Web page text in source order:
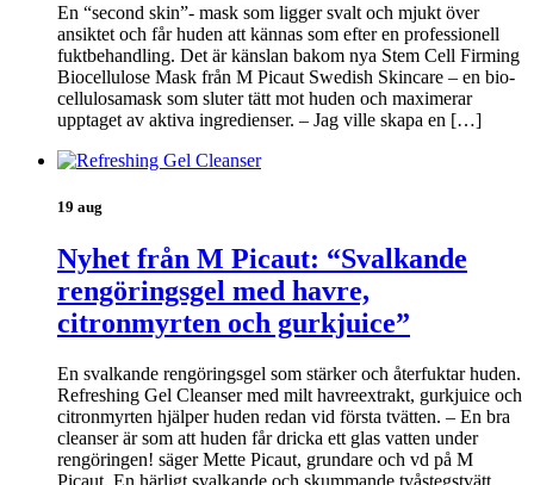
En “second skin”- mask som ligger svalt och mjukt över
ansiktet och får huden att kännas som efter en professionell
fuktbehandling. Det är känslan bakom nya Stem Cell Firming
Biocellulose Mask från M Picaut Swedish Skincare – en bio-
cellulosamask som sluter tätt mot huden och maximerar
upptaget av aktiva ingredienser. – Jag ville skapa en […]
19 aug
Nyhet från M Picaut: “Svalkande
rengöringsgel med havre,
citronmyrten och gurkjuice”
En svalkande rengöringsgel som stärker och återfuktar huden.
Refreshing Gel Cleanser med milt havreextrakt, gurkjuice och
citronmyrten hjälper huden redan vid första tvätten. – En bra
cleanser är som att huden får dricka ett glas vatten under
rengöringen! säger Mette Picaut, grundare och vd på M
Picaut. En härligt svalkande och skummande tvåstegstvätt